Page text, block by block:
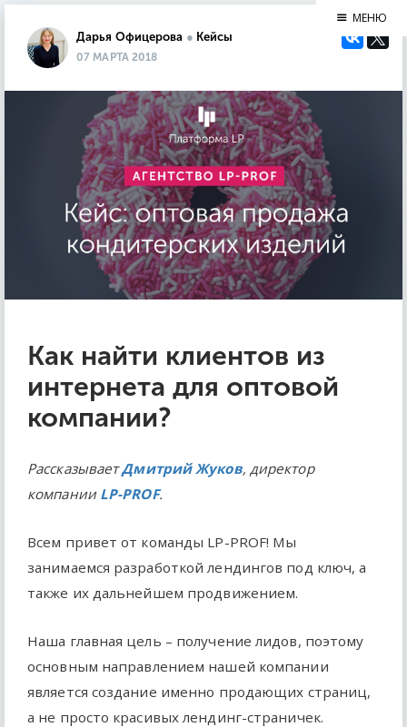
МЕНЮ
Дарья Офицерова ● Кейсы
07 МАРТА 2018
Как найти клиентов из
интернета для оптовой
компании?
РассказываетДмитрий Жуков, директор
компании LP-PROF.
Всем привет от команды LP-PROF! Мы
занимаемся разработкой лендингов под ключ, а
также их дальнейшем продвижением.
Наша главная цель – получение лидов, поэтому
основным направлением нашей компании
является создание именно продающих страниц,
а не просто красивых лендинг-страничек.